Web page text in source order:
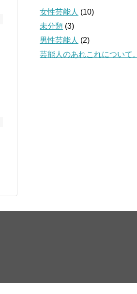
女性芸能人 (10)
未分類 (3)
男性芸能人 (2)
芸能人のあれこれについて。